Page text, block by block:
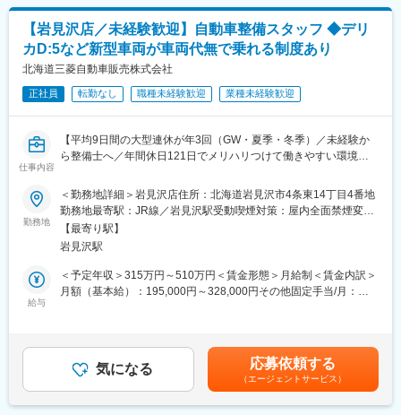
・事務、ピッキング作業等担当4～5名（パートさん含む）
■キャリアパス：
将来的には部長や課長などを目指していただくことも可能です。
また、経験を積んで大手食品メーカーや百貨店などよりスケール
の大きい仕事に携わることも。
変更の範囲：会社の定める業務
・日本車はもちろんですが、外車のご相談が多く寄せられるた
め、幅広い車種の整備経験を積むことができます。
・整備・点検数は月10～15台程
■組織構成
現在は代表が仕入・販売を担当し、整備士は1名在籍しておりま
す。
会社や業務をよりよくする提案や意見にも柔軟に話し合いながら
進めていきたいと考えており、そういった業務改善や会社運営に
も興味がある方歓迎です！
■求める人物像
・外車整備の経験があり、スキルを活かしお客様に寄り添って働
いていきたい方
・環境や状況に柔軟に対応できる方
■業務の魅力
■就業環境
・残業はほとんどなし、完全週休2日制（火曜＋他曜日相談可）、
【岩見沢店／未経験歓迎】自動車整備スタッフ ◆デリ
カD:5など新型車両が車両代無で乗れる制度あり
北海道三菱自動車販売株式会社
正社員 転勤なし 職種未経験歓迎 業種未経験歓迎
仕事内容
【平均9日間の大型連休が年3回（GW・夏季・冬季）／未経験か
ら整備士へ／年間休日121日でメリハリつけて働きやすい環境／
三菱自動車ディーラーに併設されたサービス工場にて、点検・整
備・修理を中心にお任せします。
長期的にお客様に寄り添い、安心・安全なカーライフをお届けす
るエンジニアの仕事です。
整備士経験が無い方でも、「車が好き」「機械をいじるのが好
き」「手に職をつけたい」そんな想いがあれば大歓迎です。
■三菱ならではの魅力
車両貸与制度（整備士限定）
勤務地
＜勤務地詳細＞岩見沢店住所：北海道岩見沢市4条東14丁目4番地
勤務地最寄駅：JR線／岩見沢駅受動喫煙対策：屋内全面禁煙変更
の範囲：会社の定める事業所
【最寄り駅】
岩見沢駅
給与
＜予定年収＞315万円～510万円＜賃金形態＞月給制＜賃金内訳＞
月額（基本給）：195,000円～328,000円その他固定手当/月：
20,000円/月 独り暮らし：35,000円/月 規定有り）資格手当：2
級自動車整備士（5,000円/月）、1級自動車整備士（20,000円/
月）賃金はあくまでも目安の金額であり、選考を通じて上下する
可能性があります。月給(月額)は固定手当を含めた表記です。
気になる 応募依頼する
（エージェントサービス）